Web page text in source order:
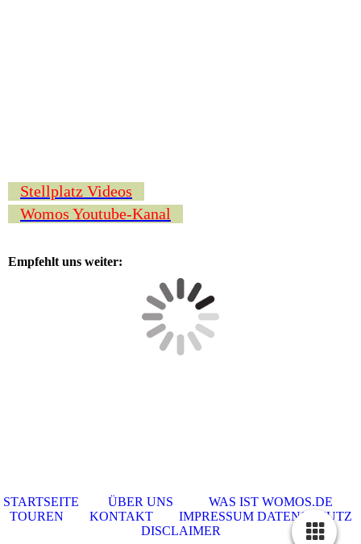
Stellplatz Videos
Womos Youtube-Kanal
Empfehlt uns weiter:
STARTSEITE ÜBER UNS WAS IST WOMOS.DE
TOUREN KONTAKT IMPRESSUM DATENSCHUTZ
DISCLAIMER